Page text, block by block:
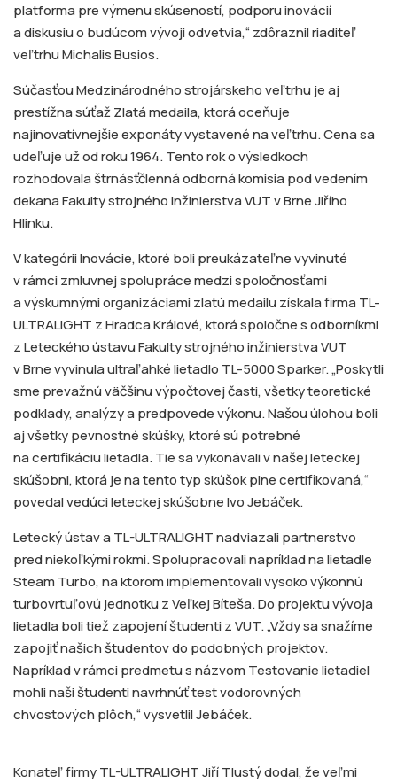
platforma pre výmenu skúseností, podporu inovácií
a diskusiu o budúcom vývoji odvetvia,“ zdôraznil riaditeľ
veľtrhu Michalis Busios.
Súčasťou Medzinárodného strojárskeho veľtrhu je aj
prestížna súťaž Zlatá medaila, ktorá oceňuje
najinovatívnejšie exponáty vystavené na veľtrhu. Cena sa
udeľuje už od roku 1964. Tento rok o výsledkoch
rozhodovala štrnásťčlenná odborná komisia pod vedením
dekana Fakulty strojného inžinierstva VUT v Brne Jiřího
Hlinku.
V kategórii Inovácie, ktoré boli preukázateľne vyvinuté
v rámci zmluvnej spolupráce medzi spoločnosťami
a výskumnými organizáciami zlatú medailu získala firma TL-
ULTRALIGHT z Hradca Králové, ktorá spoločne s odborníkmi
z Leteckého ústavu Fakulty strojného inžinierstva VUT
v Brne vyvinula ultraľahké lietadlo TL-5000 Sparker. „Poskytli
sme prevažnú väčšinu výpočtovej časti, všetky teoretické
podklady, analýzy a predpovede výkonu. Našou úlohou boli
aj všetky pevnostné skúšky, ktoré sú potrebné
na certifikáciu lietadla. Tie sa vykonávali v našej leteckej
skúšobni, ktorá je na tento typ skúšok plne certifikovaná,“
povedal vedúci leteckej skúšobne Ivo Jebáček.
Letecký ústav a TL-ULTRALIGHT nadviazali partnerstvo
pred niekoľkými rokmi. Spolupracovali napríklad na lietadle
Steam Turbo, na ktorom implementovali vysoko výkonnú
turbovrtuľovú jednotku z Veľkej Bíteša. Do projektu vývoja
lietadla boli tiež zapojení študenti z VUT. „Vždy sa snažíme
zapojiť našich študentov do podobných projektov.
Napríklad v rámci predmetu s názvom Testovanie lietadiel
mohli naši študenti navrhnúť test vodorovných
chvostových plôch,“ vysvetlil Jebáček.
Konateľ firmy TL-ULTRALIGHT Jiří Tlustý dodal, že veľmi